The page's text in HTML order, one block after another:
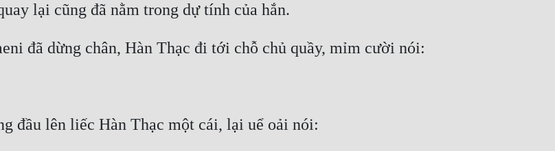
lại cũng đã nằm trong dự tính của hắn.
đã dừng chân, Hàn Thạc đi tới chỗ chủ quầy, mỉm cười nói:
đầu lên liếc Hàn Thạc một cái, lại uể oải nói: